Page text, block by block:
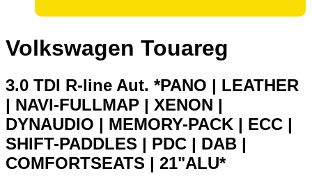
Volkswagen Touareg
3.0 TDI R-line Aut. *PANO | LEATHER
| NAVI-FULLMAP | XENON |
DYNAUDIO | MEMORY-PACK | ECC |
SHIFT-PADDLES | PDC | DAB |
COMFORTSEATS | 21"ALU*